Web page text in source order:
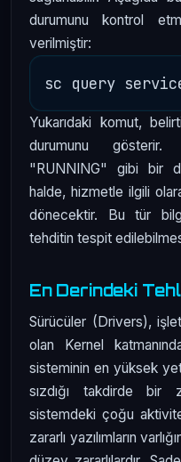
durumunu kontrol
verilmiştir:
Yukarıdaki komut,
durumunu gösterir.
"RUNNING" gibi bir
halde, hizmetle ilgili
dönecektir. Bu tür
tehditin tespit
En Derindeki
Sürücüler (Drivers),
olan Kernel
sisteminin en yüksek
sızdığı takdirde bir
sistemdeki çoğu
zararlı yazılımların